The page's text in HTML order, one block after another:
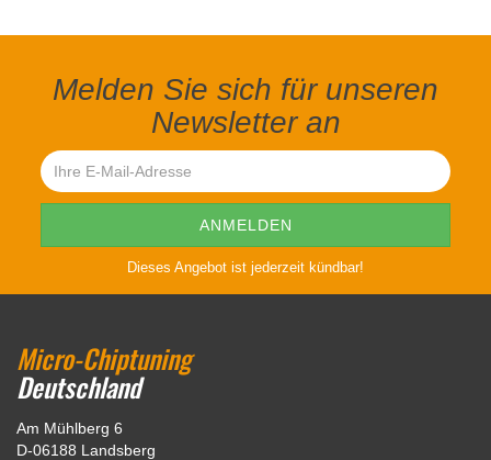
Melden Sie sich für unseren
Newsletter an
Dieses Angebot ist jederzeit kündbar!
Micro-Chiptuning
Deutschland
Am Mühlberg 6
D-06188 Landsberg